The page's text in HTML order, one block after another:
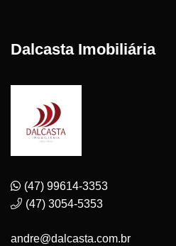
Dalcasta Imobiliária
(47) 99614-3353
(47) 3054-5353
andre@dalcasta.com.br